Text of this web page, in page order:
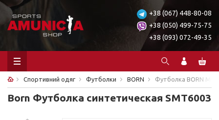
+38 (067) 448-80-08
+38 (050) 499-75-75
+38 (093) 072-49-35
Спортивний одяг Футболки BORN Футболка BORN
Born Футболка синтетическая SMT6003